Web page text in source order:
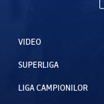
VIDEO
SUPERLIGA
LIGA CAMPIONILOR